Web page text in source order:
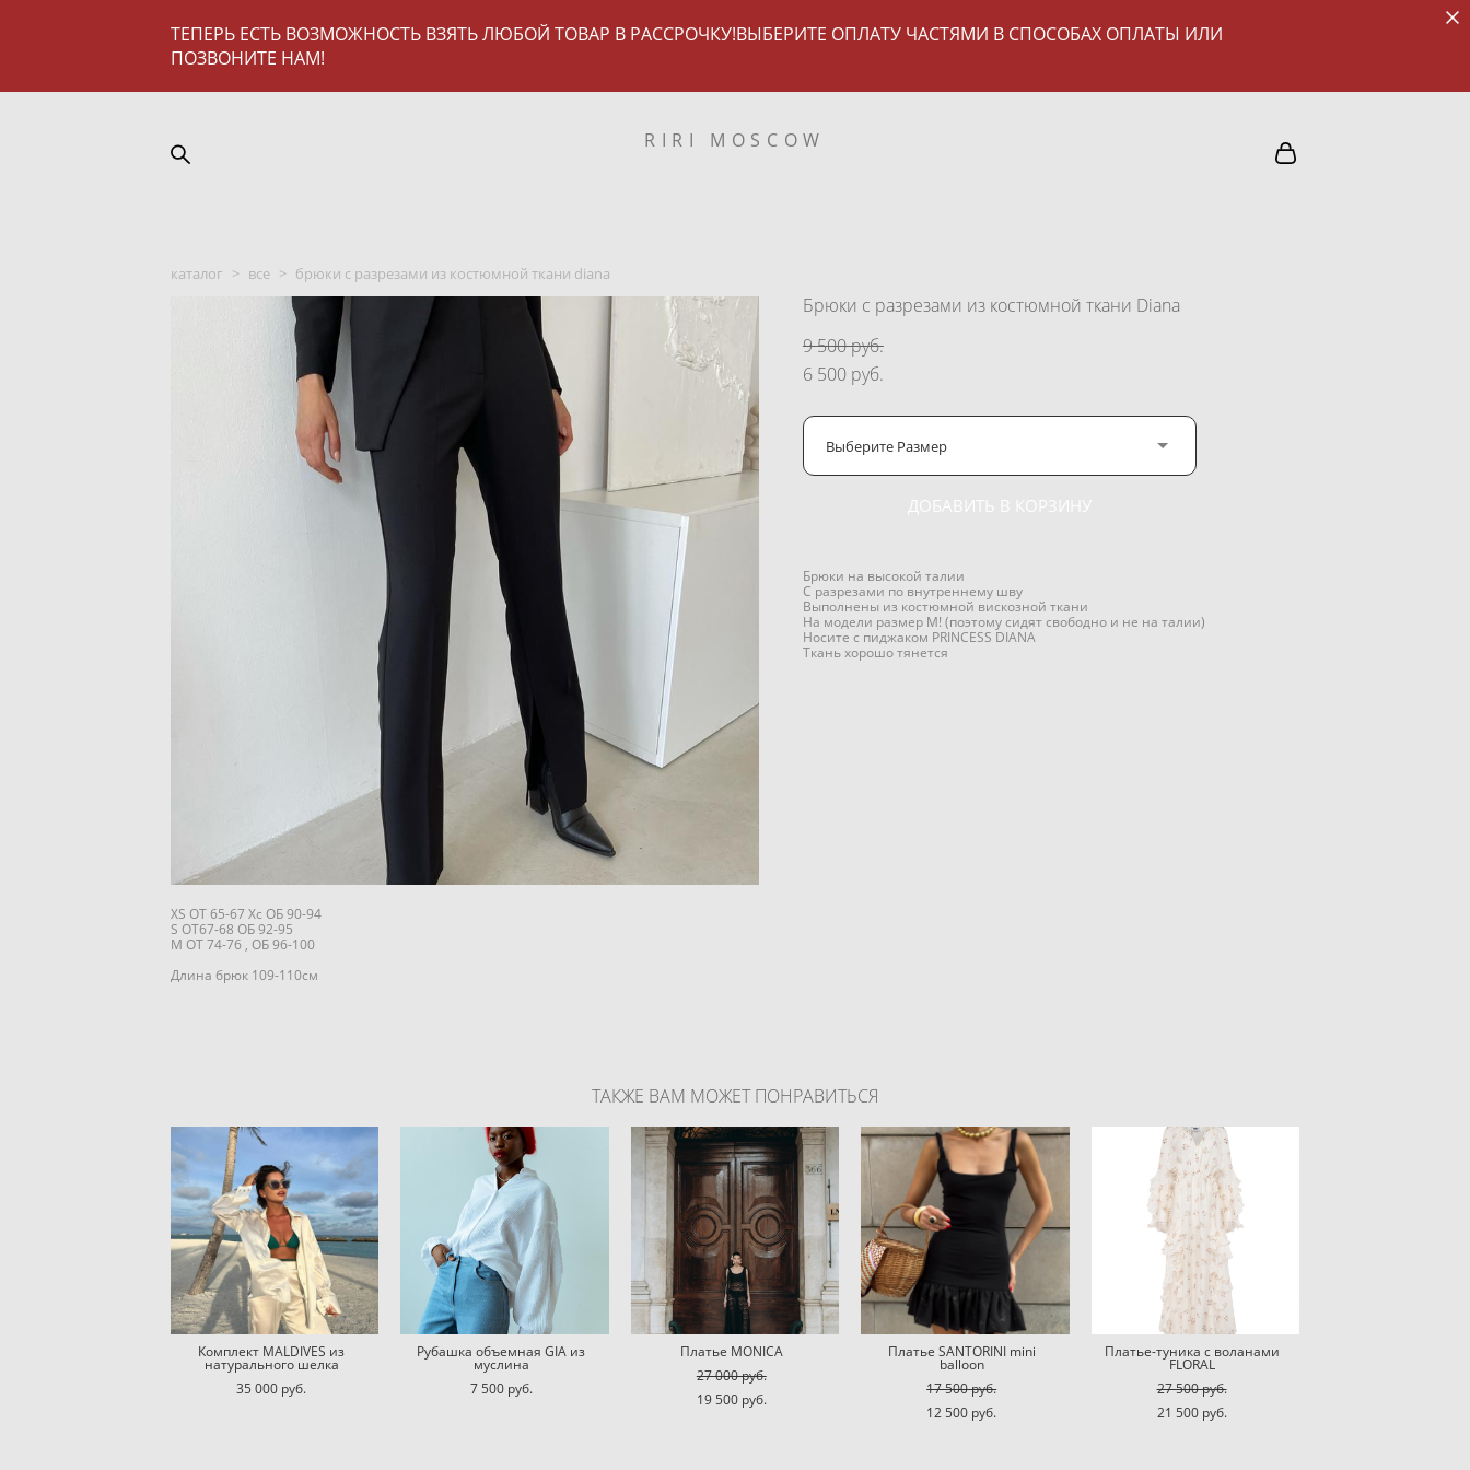
ТЕПЕРЬ ЕСТЬ ВОЗМОЖНОСТЬ ВЗЯТЬ ЛЮБОЙ ТОВАР В РАССРОЧКУ!ВЫБЕРИТЕ ОПЛАТУ ЧАСТЯМИ В СПОСОБАХ ОПЛАТЫ ИЛИ
ПОЗВОНИТЕ НАМ!
RIRI MOSCOW
каталог > все > брюки с разрезами из костюмной ткани diana
Брюки с разрезами из костюмной ткани Diana
9 500 pуб.
6 500 pуб.
Выберите Размер
ДОБАВИТЬ В КОРЗИНУ
Брюки на высокой талии
С разрезами по внутреннему шву
Выполнены из костюмной вискозной ткани
На модели размер М! (поэтому сидят свободно и не на талии)
Носите с пиджаком PRINCESS DIANA
Ткань хорошо тянется
XS ОТ 65-67 Хс ОБ 90-94
S ОТ67-68 ОБ 92-95
M ОТ 74-76 , ОБ 96-100
Длина брюк 109-110см
ТАКЖЕ ВАМ МОЖЕТ ПОНРАВИТЬСЯ
Комплект MALDIVES из
натурального шелка
35 000 pуб.
Рубашка объемная GIA из
муслина
7 500 pуб.
Платье MONICA
27 000 pуб.
19 500 pуб.
Платье SANTORINI mini
balloon
17 500 pуб.
12 500 pуб.
Платье-туника с воланами
FLORAL
27 500 pуб.
21 500 pуб.